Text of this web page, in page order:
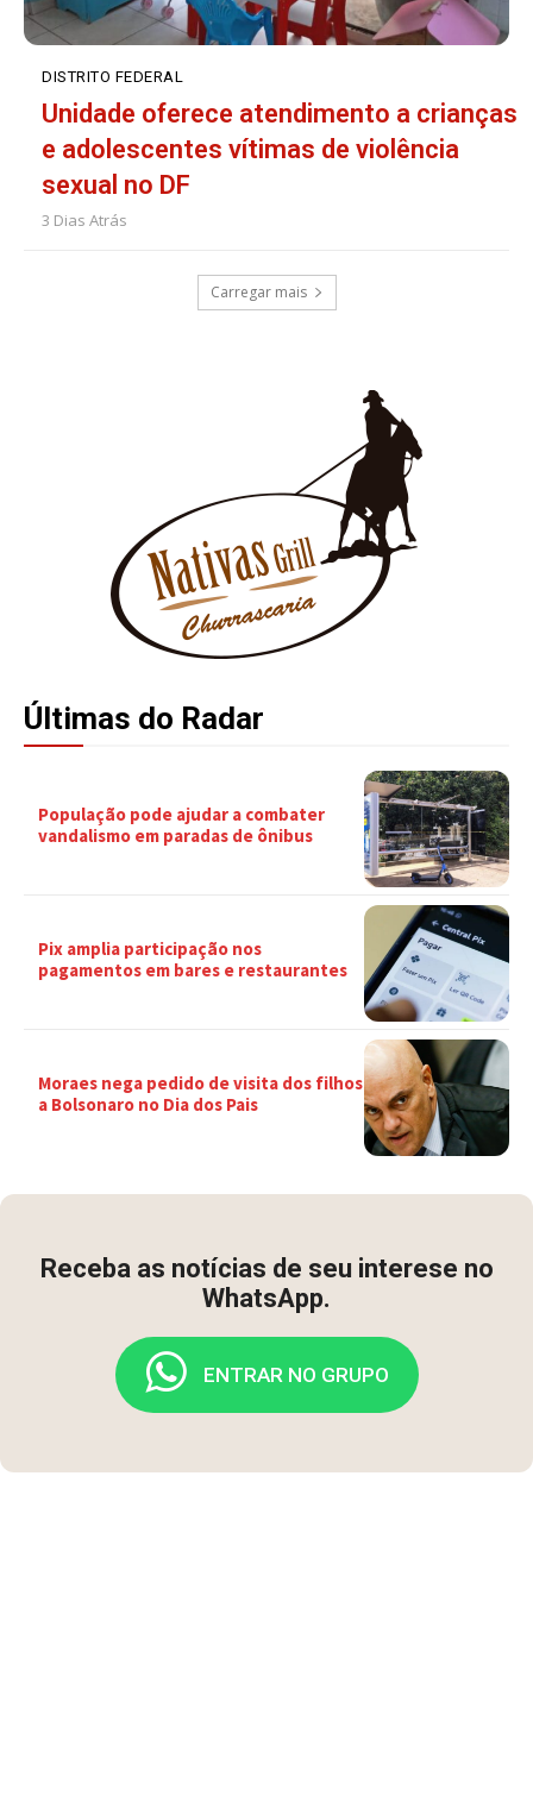
DISTRITO FEDERAL
Unidade oferece atendimento a crianças
e adolescentes vítimas de violência
sexual no DF
3 Dias Atrás
Carregar mais
Últimas do Radar
População pode ajudar a combater
vandalismo em paradas de ônibus
Pix amplia participação nos
pagamentos em bares e restaurantes
Moraes nega pedido de visita dos filhos
a Bolsonaro no Dia dos Pais
Receba as notícias de seu interese no
WhatsApp.
ENTRAR NO GRUPO